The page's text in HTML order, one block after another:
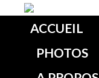
ACCUEIL
PHOTOS